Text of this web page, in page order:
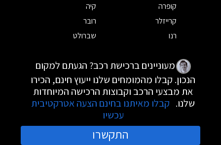
קופרה
קיה
קרייזלר
רובר
רנו
שברולט
מעוניינים ברכישת רכב? הגעתם למקום
הנכון. קבלו מהמומחים שלנו ייעוץ חינם, הכירו
את מבצעי הרכב וקבוצות הרכישה המיוחדות
שלנו. קבלו מאיתנו בחינם הצעה אטרקטיבית
עכשיו
התקשרו